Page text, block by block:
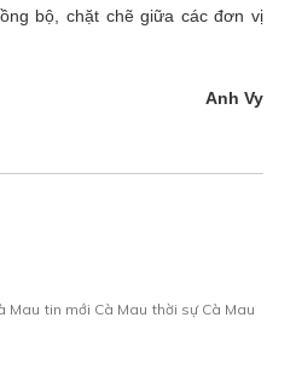
bộ, chặt chẽ giữa các đơn vị
Anh Vy
Mau tin mới Cà Mau thời sự Cà Mau